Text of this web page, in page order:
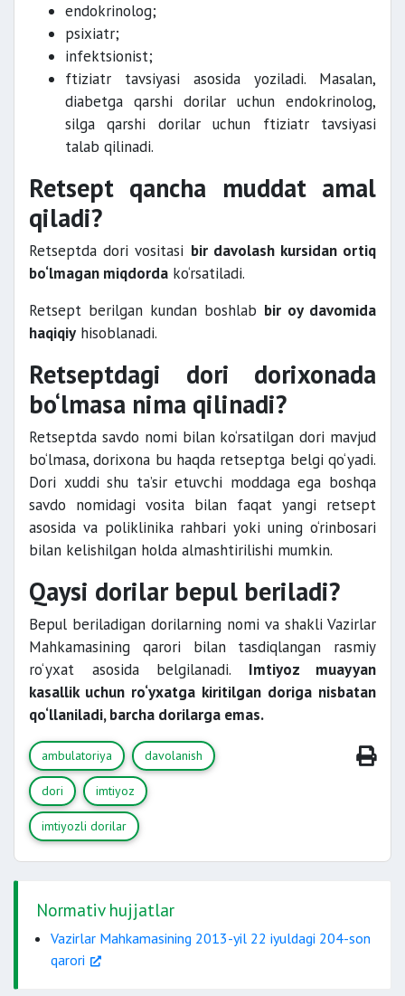
endokrinolog;
psixiatr;
infektsionist;
ftiziatr tavsiyasi asosida yoziladi. Masalan,
diabetga qarshi dorilar uchun endokrinolog,
silga qarshi dorilar uchun ftiziatr tavsiyasi
talab qilinadi.
Retsept qancha muddat amal
qiladi?
Retseptda dori vositasi bir davolash kursidan ortiq
bo‘lmagan miqdorda ko‘rsatiladi.
Retsept berilgan kundan boshlab bir oy davomida
haqiqiy hisoblanadi.
Retseptdagi dori dorixonada
bo‘lmasa nima qilinadi?
Retseptda savdo nomi bilan ko‘rsatilgan dori mavjud
bo‘lmasa, dorixona bu haqda retseptga belgi qo‘yadi.
Dori xuddi shu ta’sir etuvchi moddaga ega boshqa
savdo nomidagi vosita bilan faqat yangi retsept
asosida va poliklinika rahbari yoki uning o‘rinbosari
bilan kelishilgan holda almashtirilishi mumkin.
Qaysi dorilar bepul beriladi?
Bepul beriladigan dorilarning nomi va shakli Vazirlar
Mahkamasining qarori bilan tasdiqlangan rasmiy
ro‘yxat asosida belgilanadi. Imtiyoz muayyan
kasallik uchun ro‘yxatga kiritilgan doriga nisbatan
qo‘llaniladi, barcha dorilarga emas.
ambulatoriya davolanish
dori imtiyoz
imtiyozli dorilar
Normativ hujjatlar
Vazirlar Mahkamasining 2013-yil 22 iyuldagi 204-son
qarori